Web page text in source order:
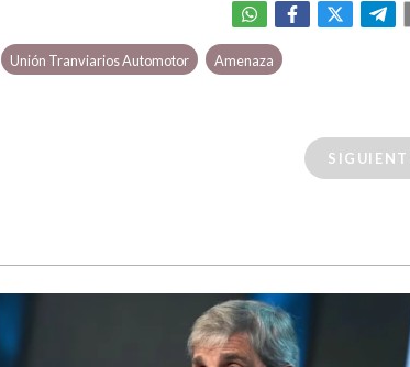
Unión Tranviarios Automotor Amenaza